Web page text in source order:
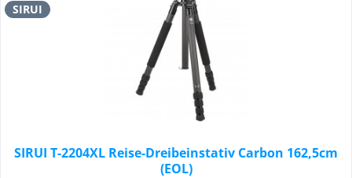
SIRUI
SIRUI T-2204XL Reise-Dreibeinstativ Carbon 162,5cm
(EOL)